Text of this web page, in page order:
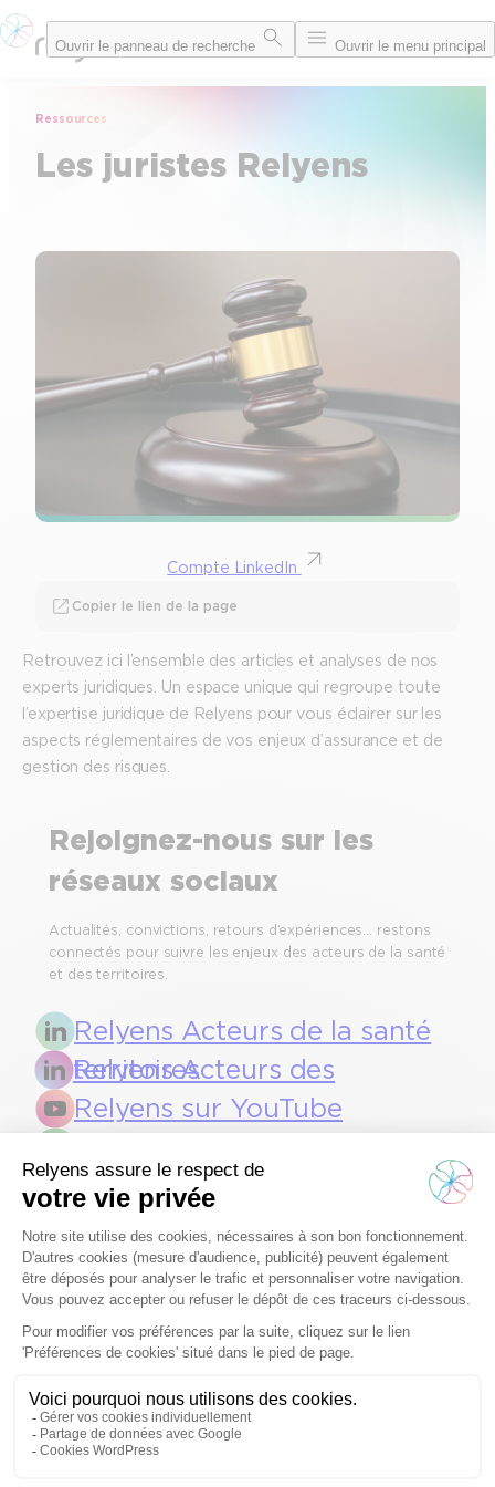
Aller
au
Ouvrir le panneau de recherche Ouvrir le menu principal
Ressources
Les juristes Relyens
Retrouvez ici l’ensemble des articles et analyses de nos
experts juridiques. Un espace unique qui regroupe toute
l’expertise juridique de Relyens pour vous éclairer sur les
aspects réglementaires de vos enjeux d’assurance et de
gestion des risques.
Rejoignez-nous sur les
réseaux sociaux
Actualités, convictions, retours d’expériences… restons
connectés pour suivre les enjeux des acteurs de la santé
et des territoires.
Relyens Acteurs de la santé
Relyens Acteurs des territoires
Relyens sur YouTube
Compte LinkedIn
Copier le lien de la page
Les articles de l’auteur
Sécurisation des soins
Erreur de côté : un EIG
Sécurisation des soins